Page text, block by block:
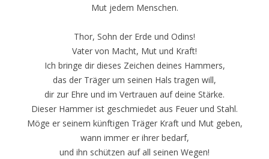
Mut jedem Menschen.
Thor, Sohn der Erde und Odins!
Vater von Macht, Mut und Kraft!
Ich bringe dir dieses Zeichen deines Hammers,
das der Träger um seinen Hals tragen will,
dir zur Ehre und im Vertrauen auf deine Stärke.
Dieser Hammer ist geschmiedet aus Feuer und Stahl.
Möge er seinem künftigen Träger Kraft und Mut geben,
wann immer er ihrer bedarf,
und ihn schützen auf all seinen Wegen!